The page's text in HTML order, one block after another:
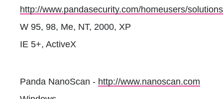
http://www.pandasecurity.com/homeusers/
W 95, 98, Me, NT, 2000, XP
IE 5+, ActiveX
Panda NanoScan - http://www.nanoscan.com